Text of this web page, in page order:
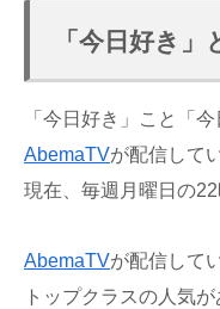
「今日好き」
「今日好き」こと「
AbemaTVが配信して
現在、毎週月曜日の
AbemaTVが配信して
トップクラスの人気が